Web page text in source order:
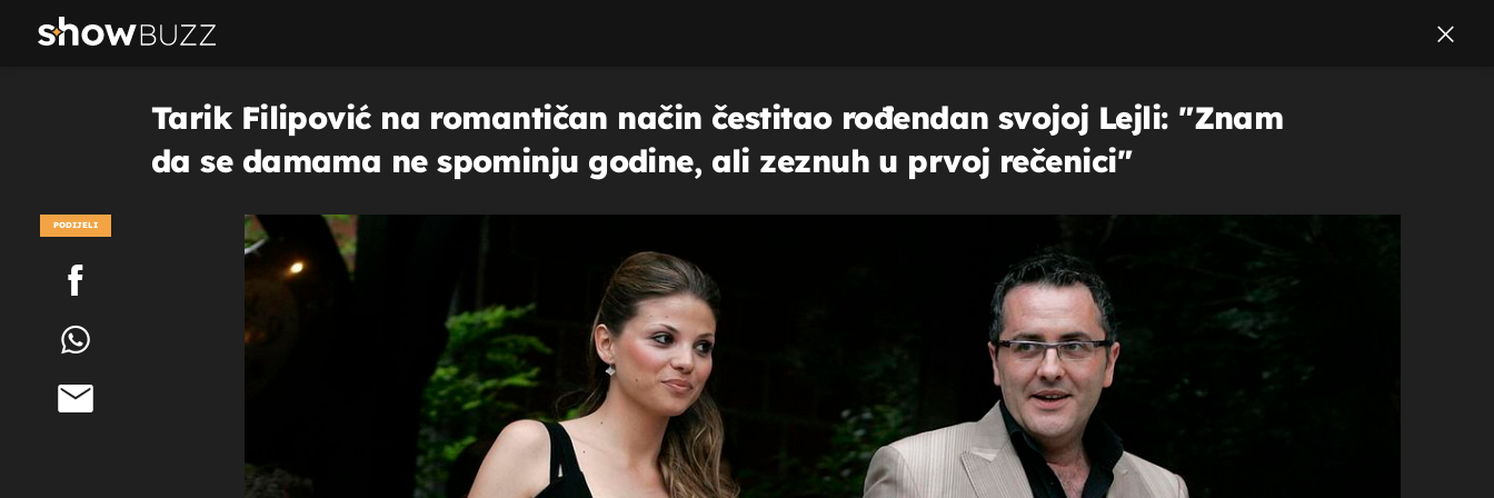
Tarik Filipović na romantičan način čestitao rođendan svojoj Lejli: "Znam
da se damama ne spominju godine, ali zeznuh u prvoj rečenici"
PODIJELI
POGLEDAJ